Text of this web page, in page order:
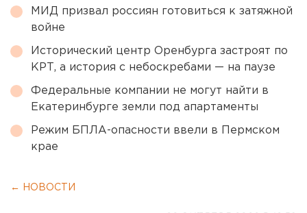
МИД призвал россиян готовиться к затяжной
войне
Исторический центр Оренбурга застроят по
КРТ, а история с небоскребами — на паузе
Федеральные компании не могут найти в
Екатеринбурге земли под апартаменты
Режим БПЛА-опасности ввели в Пермском
крае
← НОВОСТИ